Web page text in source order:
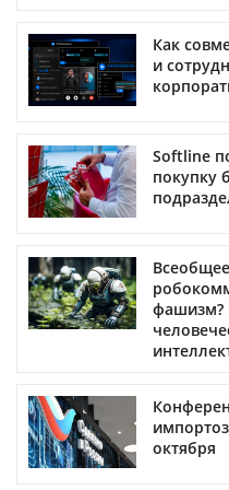
Как
и
Softline
покупку
фашизм?
октября